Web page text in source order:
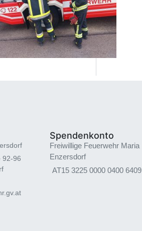
92-96
Spendenkonto
Freiwillige Feuerwehr Maria
Enzersdorf
AT15 3225 0000 0400 6409